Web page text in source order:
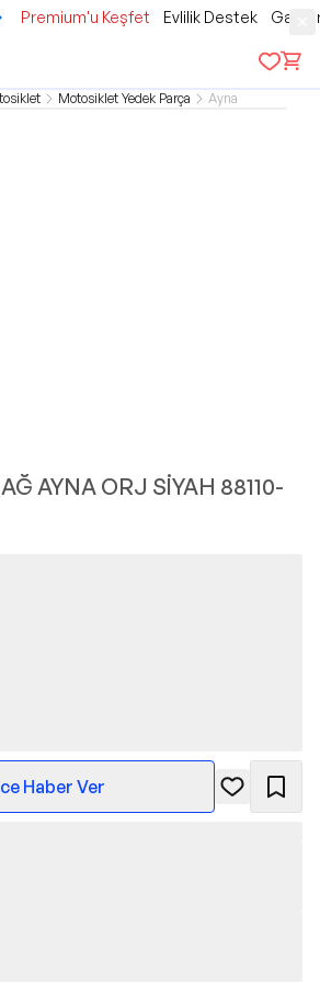
Premium'u Keşfet Evlilik Destek
Motosiklet Yedek Parça Ayna
AYNA ORJ SİYAH 88110-
Haber Ver